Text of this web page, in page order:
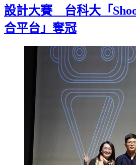
設計大賽 台科大「
合平台」奪冠